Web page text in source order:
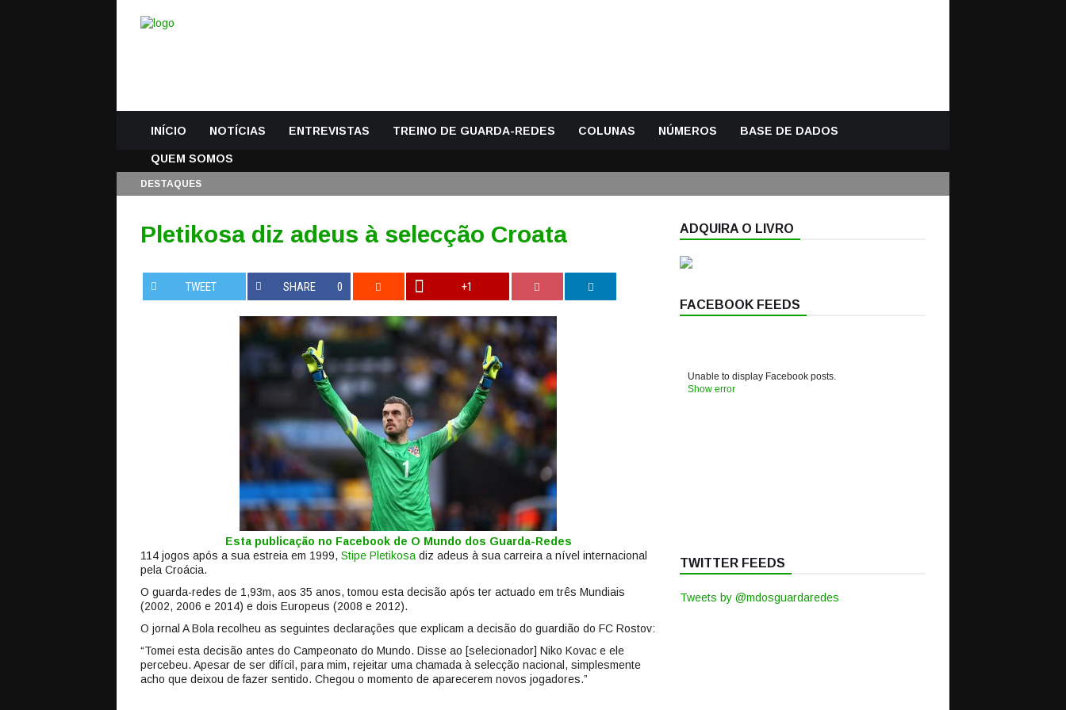
INÍCIO NOTÍCIAS ENTREVISTAS TREINO DE GUARDA-REDES COLUNAS NÚMEROS BASE DE DADOS
QUEM SOMOS
DESTAQUES
Pletikosa diz adeus à selecção Croata
TWEET SHARE 0 +1
Esta publicação no Facebook de O Mundo dos Guarda-Redes
114 jogos após a sua estreia em 1999, Stipe Pletikosa diz adeus à sua carreira a nível internacional
pela Croácia.
O guarda-redes de 1,93m, aos 35 anos, tomou esta decisão após ter actuado em três Mundiais
(2002, 2006 e 2014) e dois Europeus (2008 e 2012).
O jornal A Bola recolheu as seguintes declarações que explicam a decisão do guardião do FC Rostov:
“Tomei esta decisão antes do Campeonato do Mundo. Disse ao [selecionador] Niko Kovac e ele
percebeu. Apesar de ser difícil, para mim, rejeitar uma chamada à selecção nacional, simplesmente
acho que deixou de fazer sentido. Chegou o momento de aparecerem novos jogadores.”
ADQUIRA O LIVRO
FACEBOOK FEEDS
Unable to display Facebook posts.
Show error
TWITTER FEEDS
Tweets by @mdosguardaredes